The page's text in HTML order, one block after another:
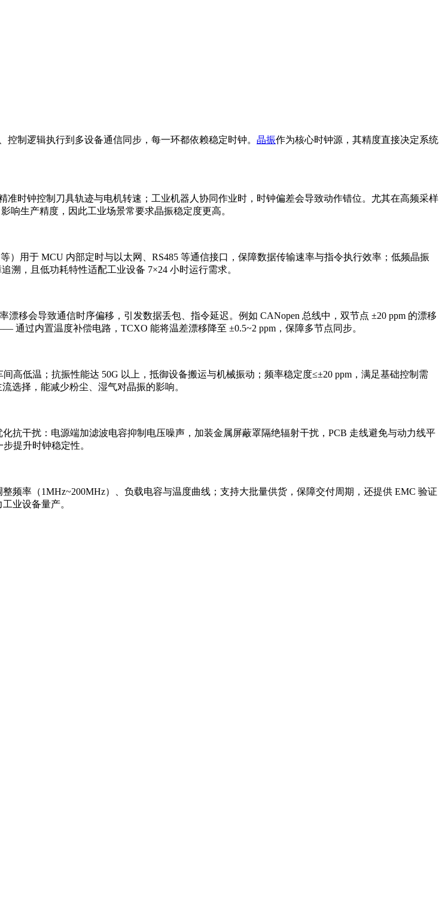
逻辑执行到多设备通信同步，每一环都依赖稳定时钟。 晶振作为核心时钟源，其精度直接决定系统
时钟控制刀具轨迹与电机转速；工业机器人协同作业时，时钟偏差会导致动作错位。尤其在高频采样
响生产精度，因此工业场景常要求晶振稳定度更高。
用于 MCU 内部定时与以太网、RS485 等通信接口，保障数据传输速率与指令执行效率；低频晶振
溯，且低功耗特性适配工业设备 7×24 小时运行需求。
移会导致通信时序偏移，引发数据丢包、指令延迟。例如 CANopen 总线中，双节点 ±20 ppm 的漂移
过内置温度补偿电路，TCXO 能将温差漂移降至 ±0.5~2 ppm，保障多节点同步。
低温；抗振性能达 50G 以上，抵御设备搬运与机械振动；频率稳定度≤±20 ppm，满足基础控制需
选择，能减少粉尘、湿气对晶振的影响。
干扰：电源端加滤波电容抑制电压噪声，加装金属屏蔽罩隔绝辐射干扰，PCB 走线避免与动力线平
提升时钟稳定性。
率（1MHz~200MHz）、负载电容与温度曲线；支持大批量供货，保障交付周期，还提供 EMC 验证
业设备量产。